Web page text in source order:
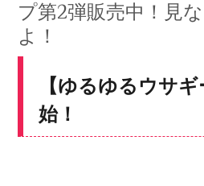
プ第2弾販売中！見
よ！
【ゆるゆるウサ
始！